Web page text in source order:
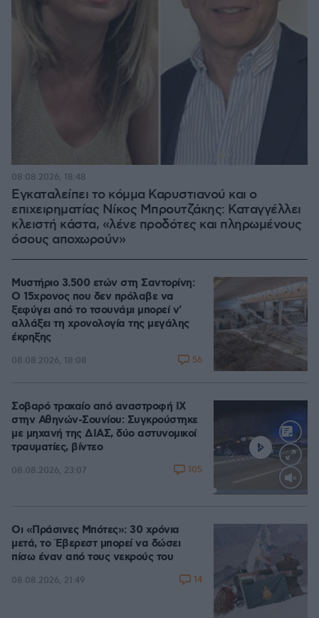
Εγκαταλείπει το κόμμα Καρυστιανού και ο
επιχειρηματίας Νίκος Μπρουτζάκης: Καταγγέλλει
κλειστή κάστα, «λένε προδότες και πληρωμένους
όσους αποχωρούν»
08.08.2026, 18:48
Μυστήριο 3.500 ετών στη Σαντορίνη:
Ο 15χρονος που δεν πρόλαβε να
ξεφύγει από το τσουνάμι μπορεί ν'
αλλάξει τη χρονολογία της μεγάλης
έκρηξης
08.08.2026, 18:08 56
Σοβαρό τροχαίο από αναστροφή ΙΧ
στην Αθηνών-Σουνίου: Συγκρούστηκε
με μηχανή της ΔΙΑΣ, δύο αστυνομικοί
τραυματίες, βίντεο
08.08.2026, 23:07 105
Οι «Πράσινες Μπότες»: 30 χρόνια
μετά, το Έβερεστ μπορεί να δώσει
πίσω έναν από τους νεκρούς του
08.08.2026, 21:49 14